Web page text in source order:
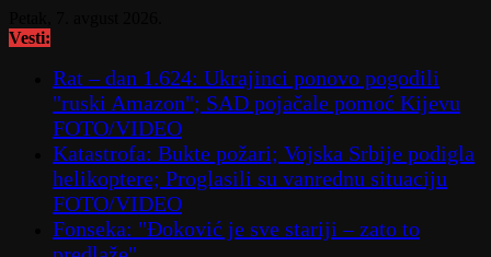
to
Vesti:
Rat – dan 1.624: Ukrajinci ponovo pogodili
"ruski Amazon"; SAD pojačale pomoć Kijevu
FOTO/VIDEO
Katastrofa: Bukte požari; Vojska Srbije podigla
helikoptere; Proglasili su vanrednu situaciju
FOTO/VIDEO
Fonseka: "Đoković je sve stariji – zato to